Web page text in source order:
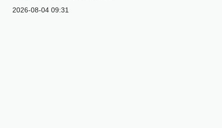
2026-08-04 09:31